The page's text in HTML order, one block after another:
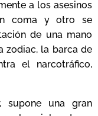
a los asesinos
coma y otro se
de una mano
zodiac, la barca de
el narcotráfico,
supone una gran